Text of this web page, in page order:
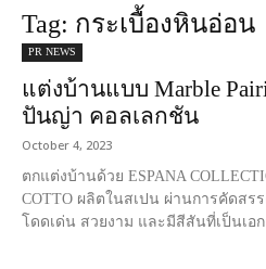
Tag: กระเบื้องหินอ่อน
PR NEWS
แต่งบ้านแบบ Marble
ปันญ่า คอลเลกชัน
October 4, 2023
ตกแต่งบ้านด้วย ESPANA
COTTO ผลิตในสเปน ผ่านการคัดส
โดดเด่น สวยงาม และมีสีสันที่เป็นเอ